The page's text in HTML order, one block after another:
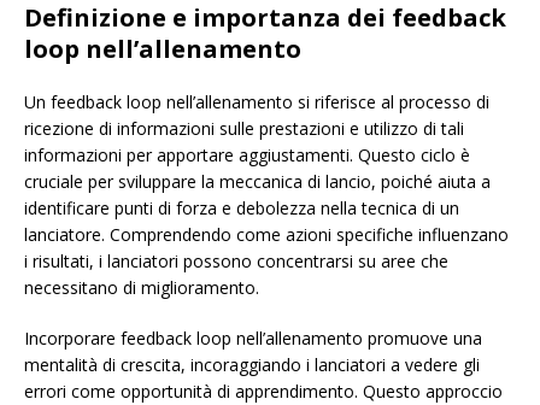
Definizione e importanza dei feedback
loop nell’allenamento
Un feedback loop nell’allenamento si riferisce al processo di
ricezione di informazioni sulle prestazioni e utilizzo di tali
informazioni per apportare aggiustamenti. Questo ciclo è
cruciale per sviluppare la meccanica di lancio, poiché aiuta a
identificare punti di forza e debolezza nella tecnica di un
lanciatore. Comprendendo come azioni specifiche influenzano
i risultati, i lanciatori possono concentrarsi su aree che
necessitano di miglioramento.
Incorporare feedback loop nell’allenamento promuove una
mentalità di crescita, incoraggiando i lanciatori a vedere gli
errori come opportunità di apprendimento. Questo approccio